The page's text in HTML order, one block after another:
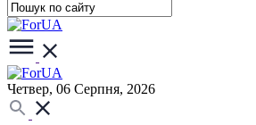
Четвер, 06 Серпня, 2026